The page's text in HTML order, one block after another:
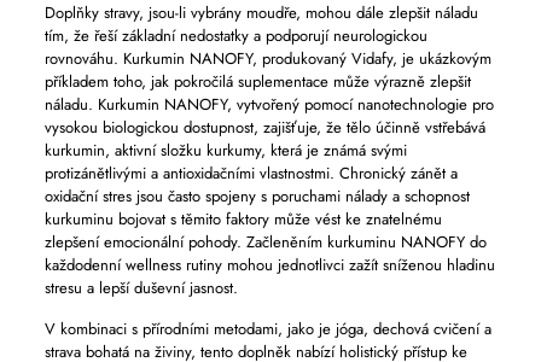
Doplňky stravy, jsou-li vybrány moudře, mohou dále zlepšit náladu
tím, že řeší základní nedostatky a podporují neurologickou
rovnováhu. Kurkumin NANOFY, produkovaný Vidafy, je ukázkovým
příkladem toho, jak pokročilá suplementace může výrazně zlepšit
náladu. Kurkumin NANOFY, vytvořený pomocí nanotechnologie pro
vysokou biologickou dostupnost, zajišťuje, že tělo účinně vstřebává
kurkumin, aktivní složku kurkumy, která je známá svými
protizánětlivými a antioxidačními vlastnostmi. Chronický zánět a
oxidační stres jsou často spojeny s poruchami nálady a schopnost
kurkuminu bojovat s těmito faktory může vést ke znatelnému
zlepšení emocionální pohody. Začleněním kurkuminu NANOFY do
každodenní wellness rutiny mohou jednotlivci zažít sníženou hladinu
stresu a lepší duševní jasnost.
V kombinaci s přírodními metodami, jako je jóga, dechová cvičení a
strava bohatá na živiny, tento doplněk nabízí holistický přístup ke